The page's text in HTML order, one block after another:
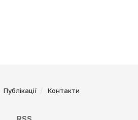
Публікації Контакти